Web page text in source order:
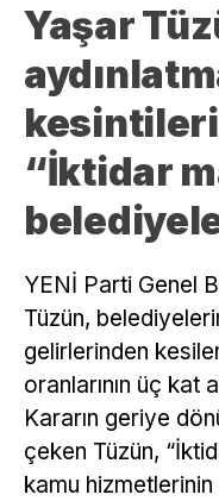
Yaşar
“İktidar
YENİ Parti Genel
Tüzün,
gelirlerinden
oranlarının üç kat
Kararın geriye
çeken Tüzün,
kamu